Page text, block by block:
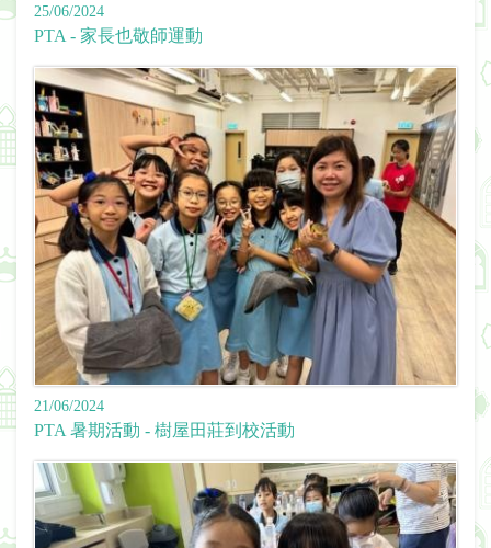
25/06/2024
PTA - 家長也敬師運動
21/06/2024
PTA 暑期活動 - 樹屋田莊到校活動